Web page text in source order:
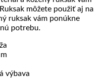
môžete použiť aj na
ruksak vám ponúkne
potrebu.
výbava